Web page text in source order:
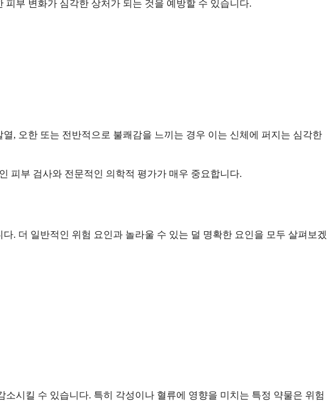
부 변화가 심각한 상처가 되는 것을 예방할 수 있습니다.
, 오한 또는 전반적으로 불쾌감을 느끼는 경우 이는 신체에 퍼지는 심각한
피부 검사와 전문적인 의학적 평가가 매우 중요합니다.
. 더 일반적인 위험 요인과 놀라울 수 있는 덜 명확한 요인을 모두 살펴보겠
시킬 수 있습니다. 특히 각성이나 혈류에 영향을 미치는 특정 약물은 위험